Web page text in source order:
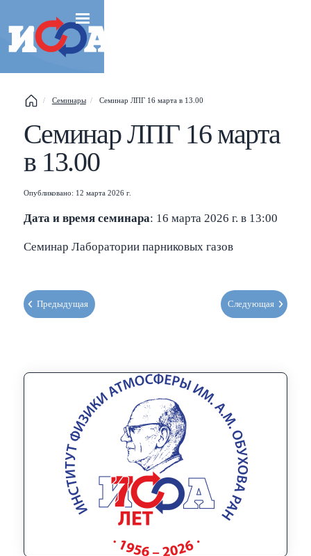
Семинары Семинар ЛПГ 16 марта в 13.00
Семинар ЛПГ 16 марта
в 13.00
Опубликовано: 12 марта 2026 г.
Дата и время семинара: 16 марта 2026 г. в 13:00
Семинар Лаборатории парниковых газов
Предыдущая Следующая
Search popup
Navigate posts